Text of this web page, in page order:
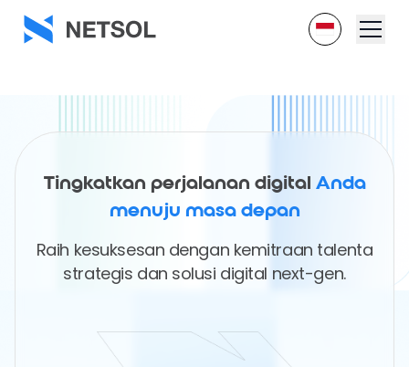
Tingkatkan perjalanan digital Anda
menuju masa depan
Raih kesuksesan dengan kemitraan talenta
strategis dan solusi digital next-gen.